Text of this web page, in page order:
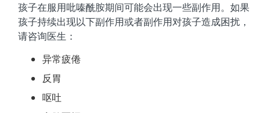
孩子在服用吡嗪酰胺期间可能会出现一些副作用。如果
孩子持续出现以下副作用或者副作用对孩子造成困扰，
请咨询医生：
异常疲倦
反胃
呕吐